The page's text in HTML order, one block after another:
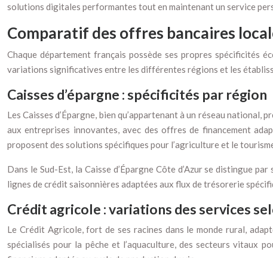
solutions digitales performantes tout en maintenant un service
Comparatif des offres bancaires
Chaque département français possède ses propres spécificités
variations significatives entre les différentes régions et les
Caisses d’épargne : spécificités par région
Les Caisses d’Épargne, bien qu’appartenant à un réseau
aux entreprises innovantes, avec des offres de financement
proposent des solutions spécifiques pour l’agriculture et le
Dans le Sud-Est, la Caisse d’Épargne Côte d’Azur se distingue
lignes de crédit saisonnières adaptées aux flux de trésorerie
Crédit agricole : variations des services
Le Crédit Agricole, fort de ses racines dans le monde rural,
spécialisés pour la pêche et l’aquaculture, des secteurs vitaux